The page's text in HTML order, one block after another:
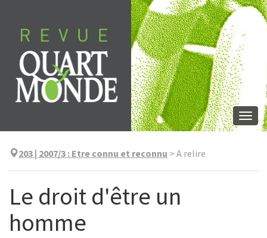
contenu
203 | 2007/3 : Etre connu et reconnu > A relire
Le droit d'être un
homme